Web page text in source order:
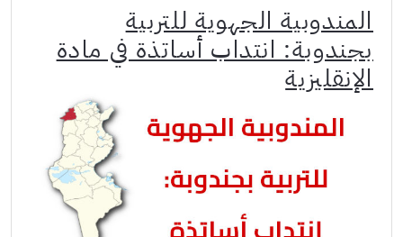
المندوبية الجهوية للتربية
بجندوبة: انتداب أساتذة في مادة
الإنقليزية